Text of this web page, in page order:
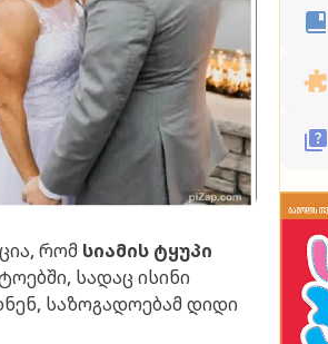
რომ სიამის ტყუპი
სადაც ისინი
საზოგადოებამ დიდი